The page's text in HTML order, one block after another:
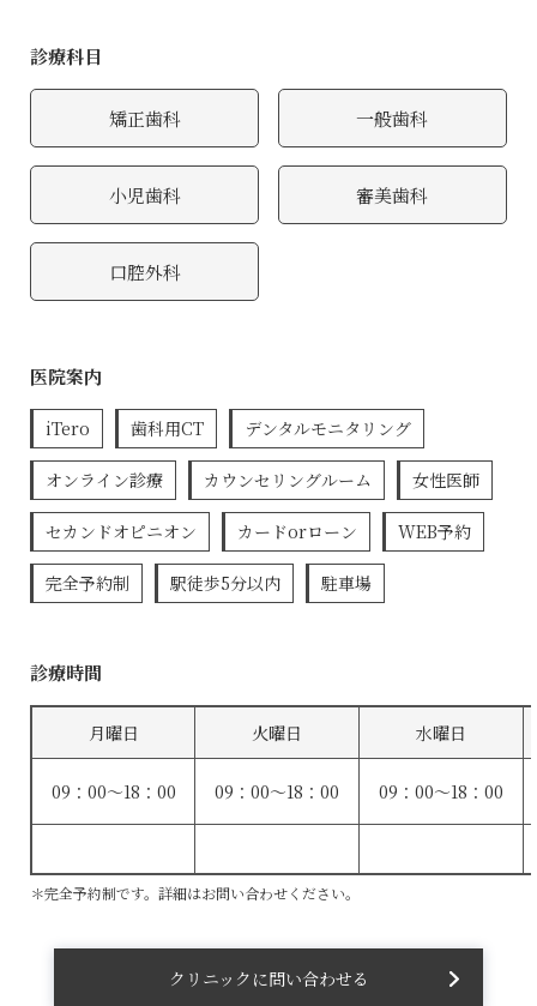
診療科目
矯正歯科 一般歯科
小児歯科 審美歯科
口腔外科
医院案内
iTero 歯科用CT デンタルモニタリング
オンライン診療 カウンセリングルーム 女性医師
セカンドオピニオン カードorローン WEB予約
完全予約制 駅徒歩5分以内 駐車場
診療時間
月曜日 火曜日 水曜日
09：00～18：00 09：00～18：00 09：00～18：00
＊完全予約制です。詳細はお問い合わせください。
クリニックに問い合わせる